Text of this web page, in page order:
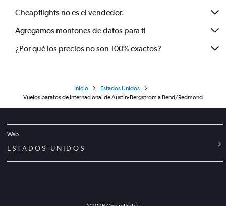
Cheapflights no es el vendedor.
Agregamos montones de datos para ti
¿Por qué los precios no son 100% exactos?
Inicio
Estados Unidos
Vuelos baratos de Internacional de Austin-Bergstrom a Bend/Redmond
Web
ESTADOS UNIDOS